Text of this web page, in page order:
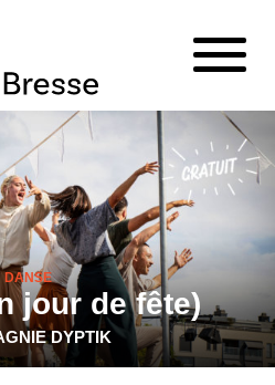
DANSE
jour de fête)
DYPTIK